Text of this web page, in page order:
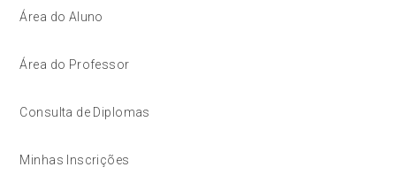
Área do Aluno
Área do Professor
Consulta de Diplomas
Minhas Inscrições